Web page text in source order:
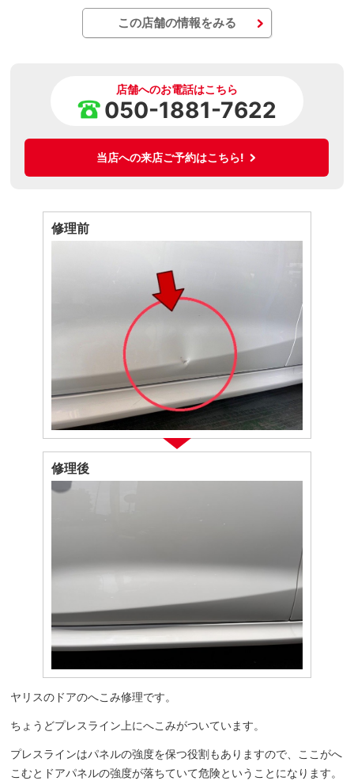
この店舗の情報をみる
店舗へのお電話はこちら
050-1881-7622
当店への来店ご予約はこちら!
修理前
修理後
ヤリスのドアのへこみ修理です。
ちょうどプレスライン上にへこみがついています。
プレスラインはパネルの強度を保つ役割もありますので、ここがへ
こむとドアパネルの強度が落ちていて危険ということになります。